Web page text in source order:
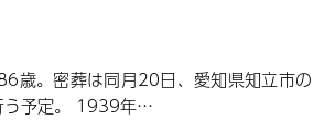
歳。密葬は同月20日、愛知県知立市の
う予定。 1939年…